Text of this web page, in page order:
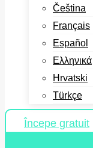
Čeština
Français
Español
Ελληνικά
Hrvatski
Türkçe
Începe gratuit